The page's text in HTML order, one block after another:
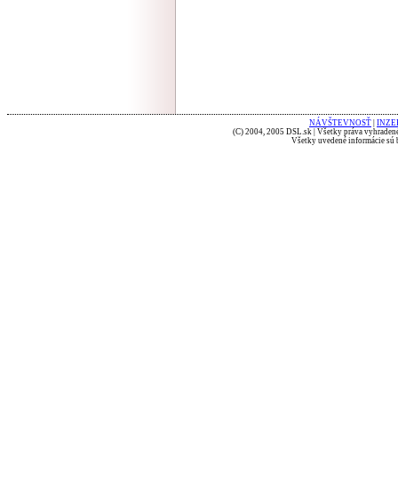
NÁVŠTEVNOSŤ
(C) 2004, 2005 DSL.sk | Všetky práva
Všetky uvedené informácie sú